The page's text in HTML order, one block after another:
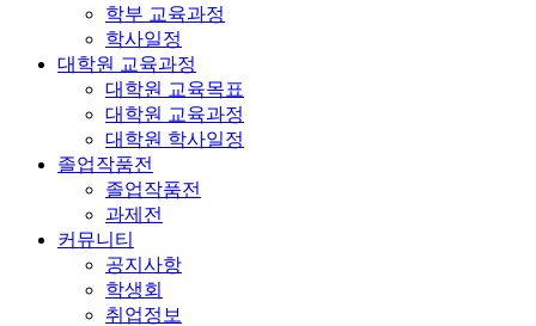
학부 교육과정
학사일정
대학원 교육과정
대학원 교육목표
대학원 교육과정
대학원 학사일정
졸업작품전
졸업작품전
과제전
커뮤니티
공지사항
학생회
취업정보